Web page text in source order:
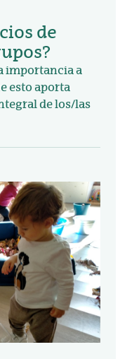
de
importancia a
esto aporta
de los/las